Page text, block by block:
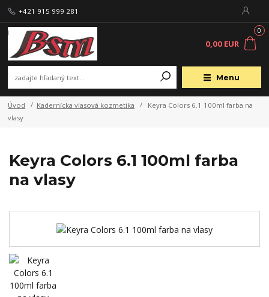
Menu
+421 915 999 281
0
0,00 EUR
Úvod Kadernícka vlasová kozmetika
Keyra Colors 6.1 100ml farba na
vlasy
Keyra Colors 6.1 100ml farba
na vlasy